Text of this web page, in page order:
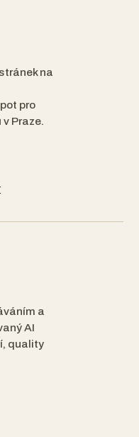
na
pro
Praze.
a
AI
quality